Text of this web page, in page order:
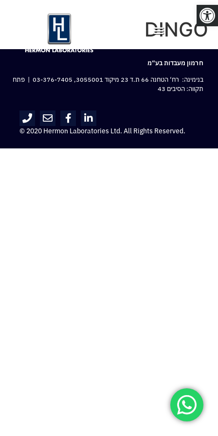
פתח סרגל נגישות
DINGO
חרמון מעבדות בע“מ
בנימינה: רח‘ הטחנה 66 ת.ד 23 מיקוד 3055001,
03-376-7405 | פתח
תקווה: הסיבים 43
© 2020 Hermon Laboratories Ltd. All Rights Reserved.